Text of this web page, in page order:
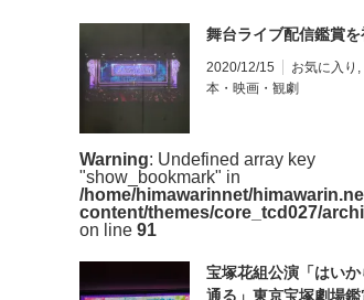
舞台ライブ配信鑑賞
2020/12/15 お気に入り ,
本・映画・観劇
Warning: Undefined array key
"show_bookmark" in
/home/himawarinnet/
content/themes/core_tcd027/
on line 91
宝塚花組公演「はい
通る」東京宝塚劇場鑑